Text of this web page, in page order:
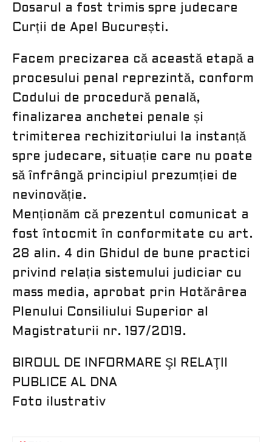
Dosarul a fost trimis spre judecare
Curții de Apel București.
Facem precizarea că această etapă a
procesului penal reprezintă, conform
Codului de procedură penală,
finalizarea anchetei penale și
trimiterea rechizitoriului la instanță
spre judecare, situație care nu poate
să înfrângă principiul prezumției de
nevinovăție.
Menționăm că prezentul comunicat a
fost întocmit în conformitate cu art.
28 alin. 4 din Ghidul de bune practici
privind relația sistemului judiciar cu
mass media, aprobat prin Hotărârea
Plenului Consiliului Superior al
Magistraturii nr. 197/2019.
BIROUL DE INFORMARE ŞI RELAŢII
PUBLICE AL DNA
Foto ilustrativ